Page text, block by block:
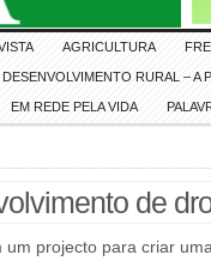
AGRICULTURA
DESENVOLVIMENTO RURAL – A
EM REDE PELA VIDA
de
projecto para criar